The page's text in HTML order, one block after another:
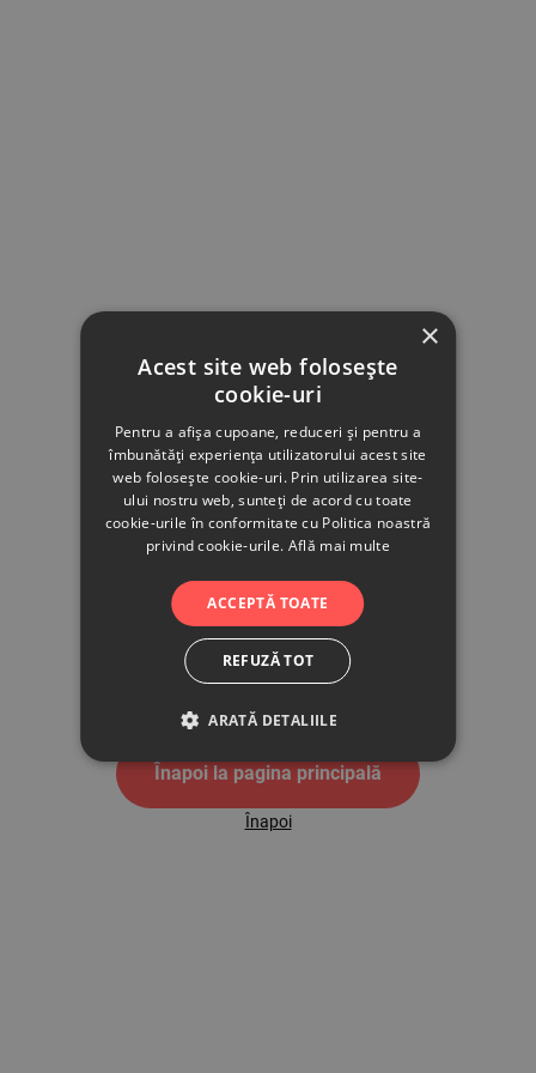
500
Înapoi la pagina principală
Înapoi
×
Acest site web folosește
cookie-uri
Pentru a afișa cupoane, reduceri și pentru a
îmbunătăți experiența utilizatorului acest site
web folosește cookie-uri. Prin utilizarea site-
ului nostru web, sunteți de acord cu toate
cookie-urile în conformitate cu Politica noastră
privind cookie-urile. Află mai multe
ACCEPTĂ TOATE
REFUZĂ TOT
ARATĂ DETALIILE